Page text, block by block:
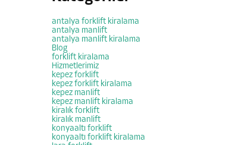
antalya forklift kiralama
antalya manlift
antalya manlift kiralama
Blog
forklift kiralama
Hizmetlerimiz
kepez forklift
kepez forklift kiralama
kepez manlift
kepez manlift kiralama
kiralık forklift
kiralık manlift
konyaaltı forklift
konyaaltı forklift kiralama